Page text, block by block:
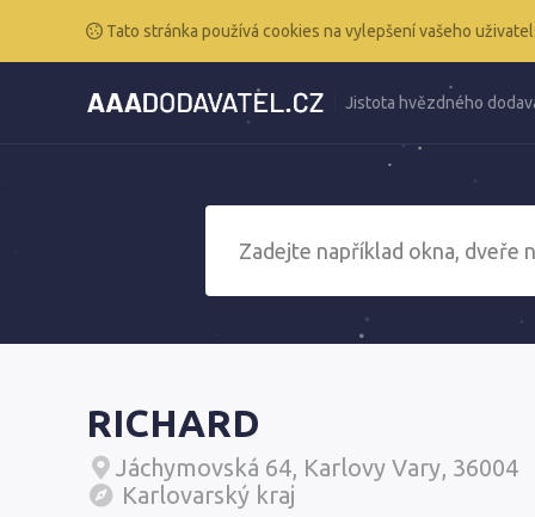
Tato stránka používá cookies na vylepšení vašeho
Jistota hvězdného
RICHARD
Jáchymovská 64, Karlovy Vary, 36004
Karlovarský kraj